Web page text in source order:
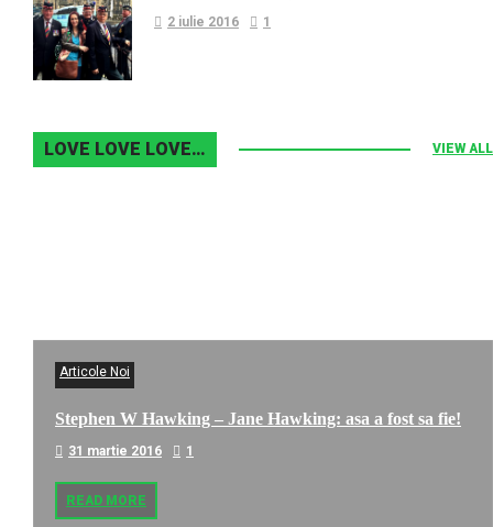
2 iulie 2016 1
LOVE LOVE LOVE… VIEW ALL
Articole Noi
Stephen W Hawking – Jane Hawking: asa a fost sa fie!
31 martie 2016 1
READ MORE